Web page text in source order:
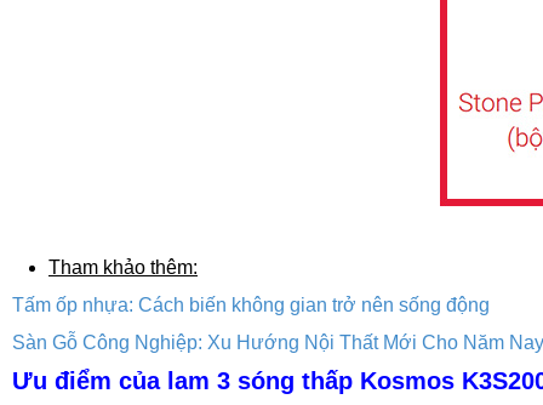
Tham khảo thêm:
Tấm ốp nhựa: Cách biến không gian trở nên sống động
Sàn Gỗ Công Nghiệp: Xu Hướng Nội Thất Mới Cho Năm
Ưu điểm của lam 3 sóng thấp Kosmos